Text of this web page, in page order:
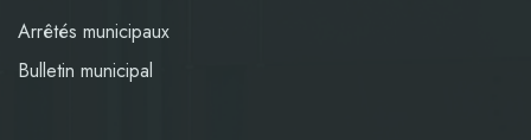
Arrêtés municipaux
Bulletin municipal